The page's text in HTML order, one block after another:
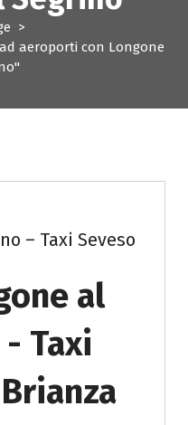
>
aeroporti con Longone
– Taxi Seveso
al
Taxi